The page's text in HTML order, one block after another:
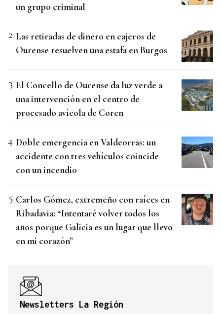
un grupo criminal
Las retiradas de dinero en cajeros de
Ourense resuelven una estafa en Burgos
El Concello de Ourense da luz verde a
una intervención en el centro de
procesado avícola de Coren
Doble emergencia en Valdeorras: un
accidente con tres vehículos coincide
con un incendio
Carlos Gómez, extremeño con raíces en
Ribadavia: “Intentaré volver todos los
años porque Galicia es un lugar que llevo
en mi corazón”
Newsletters La Región